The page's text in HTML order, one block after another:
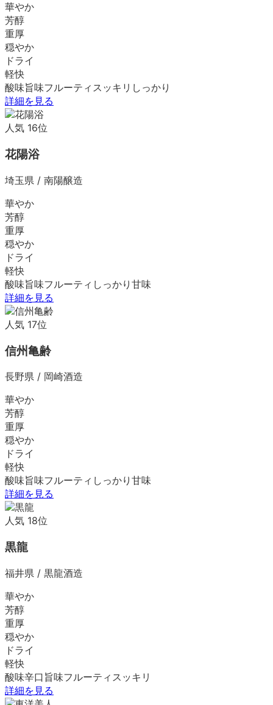
華やか
芳醇
重厚
穏やか
ドライ
軽快
酸味旨味フルーティ スッキリ しっかり
詳細を見る
人気 16位
花陽浴
埼玉県 / 南陽醸造
華やか
芳醇
重厚
穏やか
ドライ
軽快
酸味旨味フルーティ しっかり 甘味
詳細を見る
人気 17位
信州亀齢
長野県 / 岡崎酒造
華やか
芳醇
重厚
穏やか
ドライ
軽快
酸味旨味フルーティ しっかり 甘味
詳細を見る
人気 18位
黒龍
福井県 / 黒龍酒造
華やか
芳醇
重厚
穏やか
ドライ
軽快
酸味辛口 旨味フルーティ スッキリ
詳細を見る